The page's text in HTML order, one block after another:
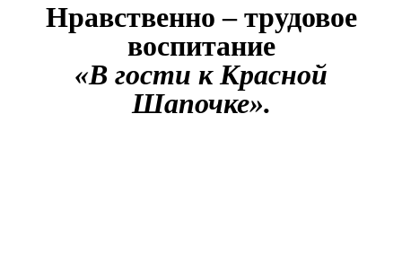
Нравственно – трудовое
воспитание
«В гости к Красной
Шапочке».